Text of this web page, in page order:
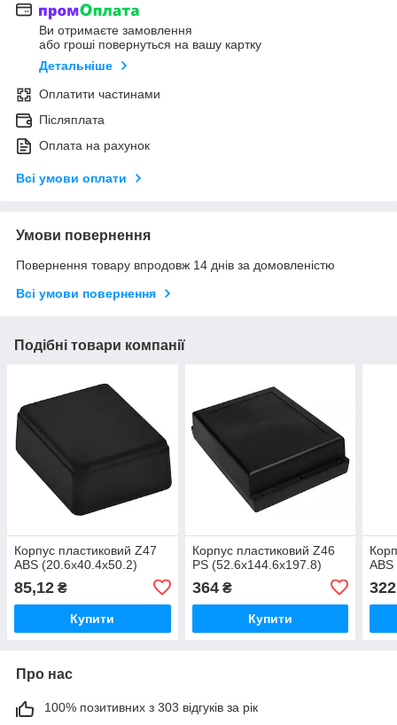
Ви отримаєте замовлення
або гроші повернуться на вашу картку
Детальніше
Оплатити частинами
Післяплата
Оплата на рахунок
Всі умови оплати
Умови повернення
Повернення товару впродовж 14 днів за домовленістю
Всі умови повернення
Подібні товари компанії
Корпус пластиковий Z47
ABS (20.6х40.4х50.2)
85,12 ₴
Купити
Корпус пластиковий Z46
PS (52.6х144.6х197.8)
364₴
Купити
Про нас
100% позитивних з 303 відгуків за рік